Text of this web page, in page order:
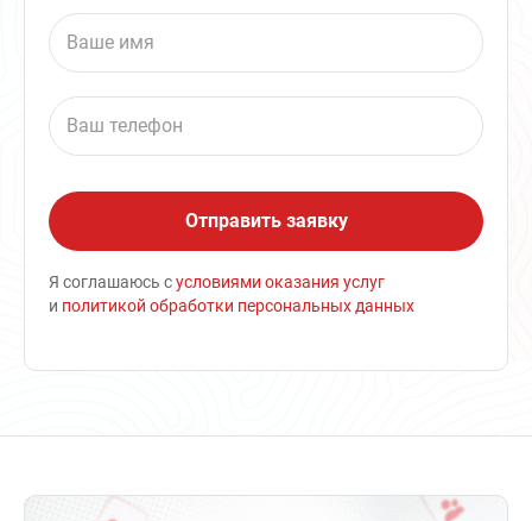
Я соглашаюсь сусловиями оказания услуг
и политикой обработки персональных данных